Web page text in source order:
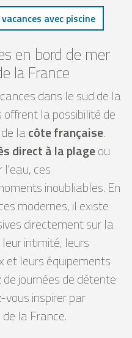
avec piscine
en bord de mer
la France
dans le sud de la
offrent la possibilité de
lacôte française.
direct à la plageou
l'eau, ces
inoubliables. En
modernes, il existe
directement sur la
intimité, leurs
et leurs équipements
journées de détente
inspirer par
la France.